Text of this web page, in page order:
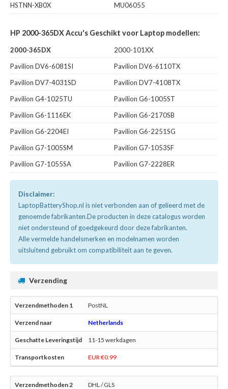
HSTNN-XB0X
MU06055
HP 2000-365DX Accu's Geschikt voor Laptop modellen:
2000-365DX
2000-101XX
Pavilion DV6-6081SI
Pavilion DV6-6110TX
Pavilion DV7-4031SD
Pavilion DV7-4108TX
Pavilion G4-1025TU
Pavilion G6-1005ST
Pavilion G6-1116EK
Pavilion G6-2170SB
Pavilion G6-2204EI
Pavilion G6-2251SG
Pavilion G7-1005SM
Pavilion G7-1053SF
Pavilion G7-1055SA
Pavilion G7-2228ER
Disclaimer:
LaptopBatteryShop.nl is niet verbonden aan of gelieerd met de
genoemde fabrikanten.De producten in deze catalogus worden
niet ondersteund of goedgekeurd door deze fabrikanten.
Alle vermelde handelsmerken en modelnamen worden
uitsluitend gebruikt om compatibiliteit aan te geven.
Verzending
PostNL
Netherlands
11-15 werkdagen
EUR €0.99
DHL / GLS